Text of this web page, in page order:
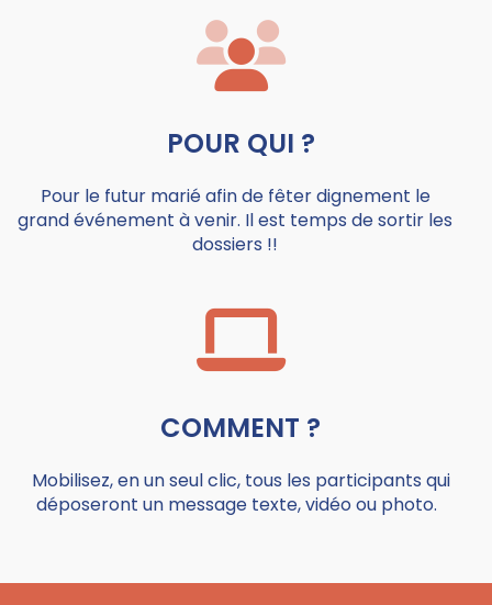
POUR QUI ?
Pour le futur marié afin de fêter dignement le
grand événement à venir. Il est temps de sortir les
dossiers !!
COMMENT ?
Mobilisez, en un seul clic, tous les participants qui
déposeront un message texte, vidéo ou photo.